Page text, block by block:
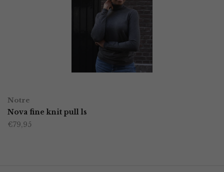
op
de
productpagina
product
heeft
Notre
Nova fine knit pull ls
€79,95